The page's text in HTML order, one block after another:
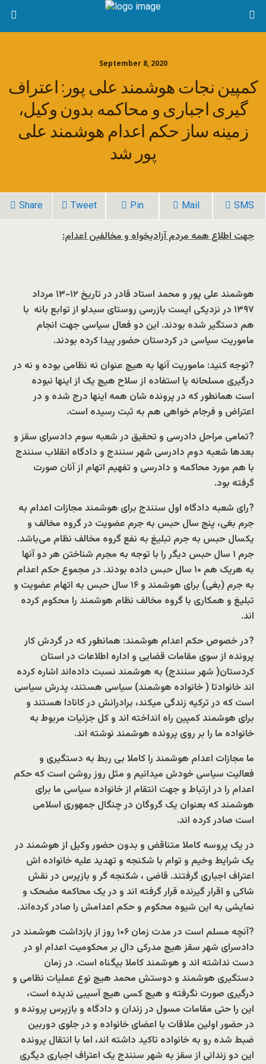
September 8, 2020
کمپین نجات هوشمند علی پور: اعتراف
گیری اجباری و محاکمه بدون وکیل،
زمینه ساز حکم اعدام هوشمند علی
پور شد
Share Tweet Pin Mail SMS
جهت اطلاع همه مردم آزادیخواه و مخالفین اعدام:
‏هوشمند علی پور و محمد استاد قادر در تاریخ ۱۲-۱۳ مرداد
۱۳۹۷ در نزدیکی ایست بازرسی روستای سبدلو از توابع بانه با
هم دستگیر شده بودند. این دو فعال سیاسی جهت انجام
ماموریت سیاسی در کردستان حضور پیدا کرده بودند.
?توجه کنید: ماموریت آنها به هیچ عنوان نه نظامی بوده و نه در
درگیری مسلحانه یا استفاده از سلاح هیچ یک از اینها نبوده
است همانطور که در پرونده شان همه اینها درج شده و در
اعتراض و فرجام خواهی هم به ثبت رسیده است.
?تمامی مراحل دادرسی و تحقیق در شعبه سوم دادسرای سقز و
بعدها شعبه دوم دادرسی شهر سنندج و دادگاه انقلاب سنندج
با هم مورد محاکمه و دادرسی و تفهیم اتهام از آنان صورت
گرفته بود.
?‏رای شعبه دادگاه اول سنندج برای هوشمند مجازات اعدام به
جرم بغی، پنج سال حبس به جرم عضویت در گروه مخالف و
یکسال حبس به جرم تبلیغ به نفع گروه مخالف نظام می‌باشد.
جرم ۱ سال حبس دیگر را با توجه به مجرم شناختن هر دو آنها
به هریک هم
۱۰ سال حبس داده بودند. در مجموع حکم اعدام
به جرم (بغی) برای هوشمند و
۱۶ سال حبس به اتهام عضویت و
تبلیغ و همکاری با گروه مخالف نظام هوشمند را محکوم کرده
اند.
?در خصوص حکم اعدام هوشمند: همانطور که در گردش کار
پرونده از سوی مقامات قضایی و اداره اطلاعات در استان
کردستان( شهر سنندج) به هوشمند نسبت داده‌اند اشاره کرده
اند خانوادتا ( خانواده هوشمند) سیاسی هستند، پدرش سیاسی
است که در ترکیه زندگی میکند، برادرانش در کانادا هستند و
برای هوشمند کمپین راه انداخته اند و کل جزئیات مربوط به
خانواده ما را‌ بر روی‌ پرونده هوشمند نوشته اند.
ما مجازات اعدام هوشمند را کاملا بی ربط به دستگیری و
فعالیت سیاسی خودش میدانیم و مثل روز روشن است که حکم
اعدام را در ارتباط و جهت انتقام از خانواده سیاسی ما برای
هوشمند که بعنوان یک گروگان در چنگال جمهوری اسلامی
است صادر کرده اند.
در یک پروسه کاملا متناقض و بدون حضور وکیل از هوشمند در
یک شرایط وخیم و توام با شکنجه و تهدید علیه خانواده اش
اعتراف اجباری گرفتند. قاضی ، شکنجه گر و بازپرس در نقش
شاکی و اقرار گیرنده قرار گرفته اند و در یک محاکمه مضحک و
نمایشی به این شیوه محکوم و حکم اعدامش را صادر کرده‌اند.
?آنچه مسلم است در مدت زمان ۱۰۶ روز از بازداشت هوشمند در
دادسرای شهر سقز هیچ مدرکی دال بر محکومیت اعدام او در
دست نداشته اند و هوشمند کاملا بیگناه است. در زمان
دستگیری هوشمند و دوستش محمد هیچ نوع عملیات نظامی و
درگیری صورت نگرفته و هیچ کسی هیچ آسیبی ندیده است،
این را حتی مقامات مسول در زندان و دادگاه و بازپرس پرونده و
در حضور اولین ملاقات با اعضای خانواده و در جلوی دوربین
ضبط شده رو به خانواده تاکید داشته اند، اما با انتقال پرونده
این دو زندانی از سقز به شهر سنندج یک اعتراف اجباری‌ دیگری